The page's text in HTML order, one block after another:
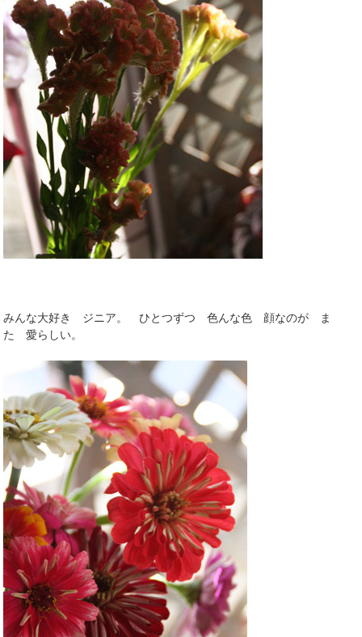
みんな大好き ジニア。 ひとつずつ 色んな色 顔なのが ま
た 愛らしい。